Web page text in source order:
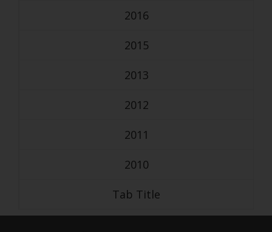
2016
2015
2013
2012
2011
2010
Tab Title